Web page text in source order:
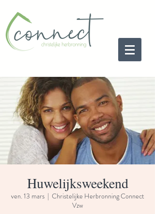
Huwelijksweekend
ven. 13 mars
  |
Christelijke Herbronning Connect
Vzw